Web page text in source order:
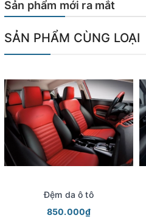
Sản phẩm mới ra mắt
SẢN PHẨM CÙNG LOẠI
Đệm da ô tô
850.000₫